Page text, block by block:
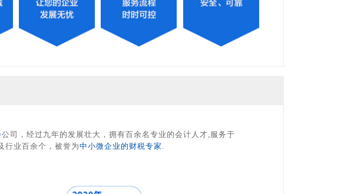
公司，经过九年的发展壮大，拥有百余名专业的会计人才,服务于
行业百余个，被誉为中小微企业的财税专家 .